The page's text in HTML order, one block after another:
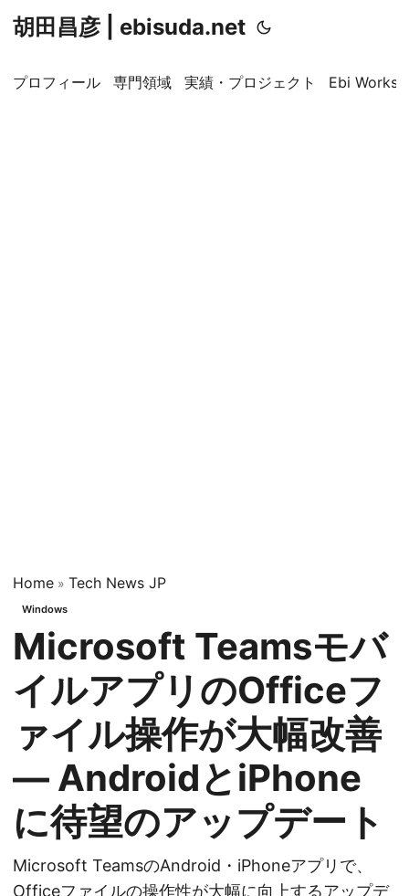
胡田昌彦 | ebisuda.net
プロフィール 専門領域 実績・プロジェクト Ebi
Home » Tech News JP
Windows
Microsoft Teamsモバ
イルアプリのOfficeフ
ァイル操作が大幅改善
— AndroidとiPhone
に待望のアップデート
Microsoft TeamsのAndroid・iPhoneアプリで、
Officeファイルの操作性が大幅に向上するアップデ